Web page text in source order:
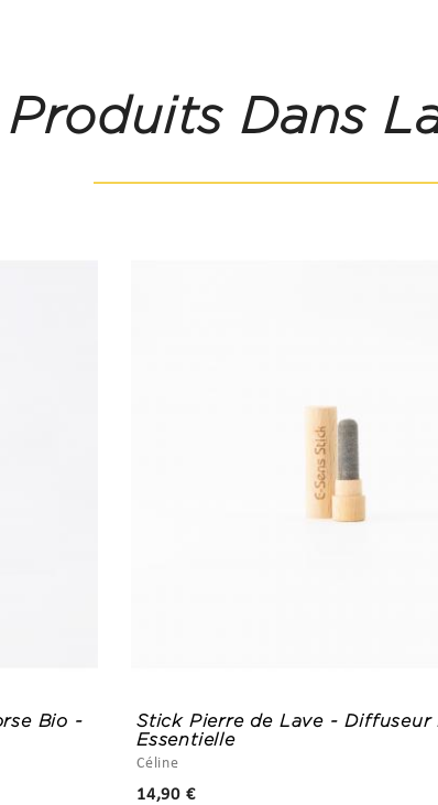
Produits Dans
Bio -
Stick Pierre de Lave - Diffuseur
Essentielle
Céline
14,90 €